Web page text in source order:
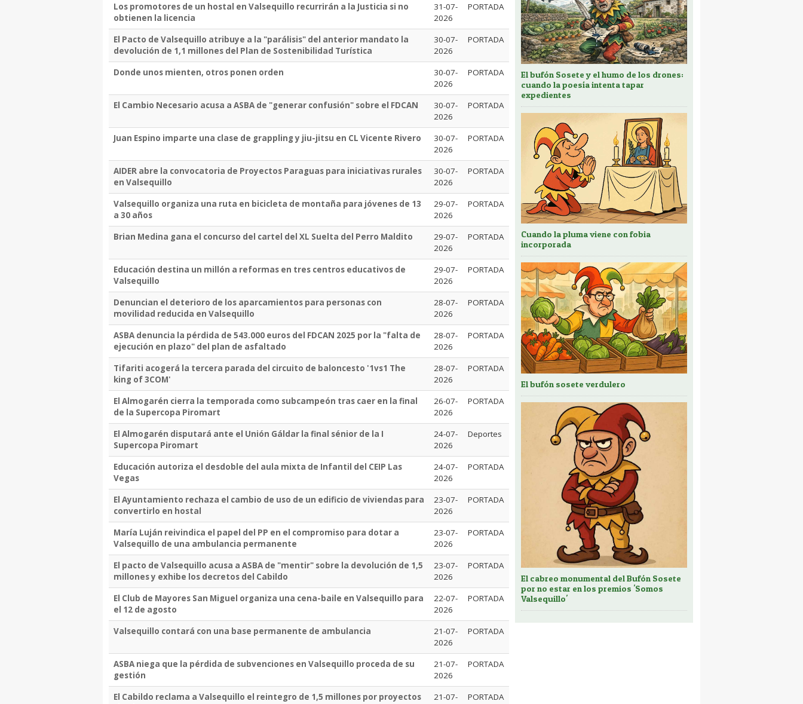
Los promotores de un hostal en Valsequillo recurrirán a la Justicia si no
obtienen la licencia
31-07-
2026
PORTADA
El Pacto de Valsequillo atribuye a la "parálisis" del anterior mandato la
devolución de 1,1 millones del Plan de Sostenibilidad Turística
30-07-
2026
PORTADA
Donde unos mienten, otros ponen orden
30-07-
2026
PORTADA
El Cambio Necesario acusa a ASBA de "generar confusión" sobre el FDCAN
30-07-
2026
PORTADA
Juan Espino imparte una clase de grappling y jiu-jitsu en CL Vicente Rivero
30-07-
2026
PORTADA
AIDER abre la convocatoria de Proyectos Paraguas para iniciativas rurales
en Valsequillo
30-07-
2026
PORTADA
Valsequillo organiza una ruta en bicicleta de montaña para jóvenes de 13
a 30 años
29-07-
2026
PORTADA
Brian Medina gana el concurso del cartel del XL Suelta del Perro Maldito
29-07-
2026
PORTADA
Educación destina un millón a reformas en tres centros educativos de
Valsequillo
29-07-
2026
PORTADA
Denuncian el deterioro de los aparcamientos para personas con
movilidad reducida en Valsequillo
28-07-
2026
PORTADA
ASBA denuncia la pérdida de 543.000 euros del FDCAN 2025 por la "falta de
ejecución en plazo" del plan de asfaltado
28-07-
2026
PORTADA
Tifariti acogerá la tercera parada del circuito de baloncesto '1vs1 The
king of 3COM'
28-07-
2026
PORTADA
El Almogarén cierra la temporada como subcampeón tras caer en la final
de la Supercopa Piromart
26-07-
2026
PORTADA
El Almogarén disputará ante el Unión Gáldar la final sénior de la I
Supercopa Piromart
24-07-
2026
Deportes
Educación autoriza el desdoble del aula mixta de Infantil del CEIP Las
Vegas
24-07-
2026
PORTADA
El Ayuntamiento rechaza el cambio de uso de un edificio de viviendas para
convertirlo en hostal
23-07-
2026
PORTADA
María Luján reivindica el papel del PP en el compromiso para dotar a
Valsequillo de una ambulancia permanente
23-07-
2026
PORTADA
El pacto de Valsequillo acusa a ASBA de "mentir" sobre la devolución de 1,5
millones y exhibe los decretos del Cabildo
23-07-
2026
PORTADA
El Club de Mayores San Miguel organiza una cena-baile en Valsequillo para
el 12 de agosto
22-07-
2026
PORTADA
Valsequillo contará con una base permanente de ambulancia
21-07-
2026
PORTADA
ASBA niega que la pérdida de subvenciones en Valsequillo proceda de su
gestión
21-07-
2026
PORTADA
El Cabildo reclama a Valsequillo el reintegro de 1,5 millones por proyectos
21-07-
PORTADA
El bufón Sosete y el humo de los drones:
cuando la poesía intenta tapar
expedientes
Cuando la pluma viene con fobia
incorporada
El bufón sosete verdulero
El cabreo monumental del Bufón Sosete
por no estar en los premios 'Somos
Valsequillo'